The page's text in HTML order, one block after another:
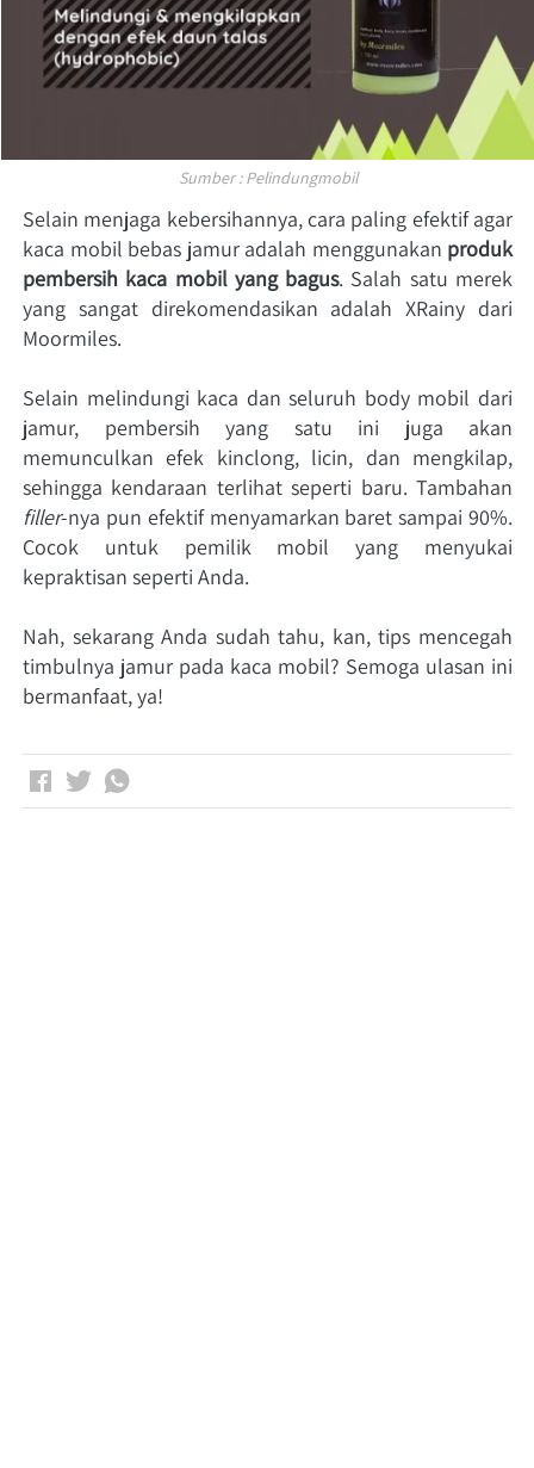
Sumber : Pelindungmobil
Selain menjaga kebersihannya, cara paling efektif agar
kaca mobil bebas jamur adalah menggunakan produk
pembersih kaca mobil yang bagus. Salah satu merek
yang sangat direkomendasikan adalah XRainy dari
Moormiles.
Selain melindungi kaca dan seluruh body mobil dari
jamur, pembersih yang satu ini juga akan
memunculkan efek kinclong, licin, dan mengkilap,
filler-nya pun efektif menyamarkan baret sampai 90%.
Cocok untuk pemilik mobil yang menyukai
kepraktisan seperti Anda.
Nah, sekarang Anda sudah tahu, kan, tips mencegah
timbulnya jamur pada kaca mobil? Semoga ulasan ini
bermanfaat, ya!